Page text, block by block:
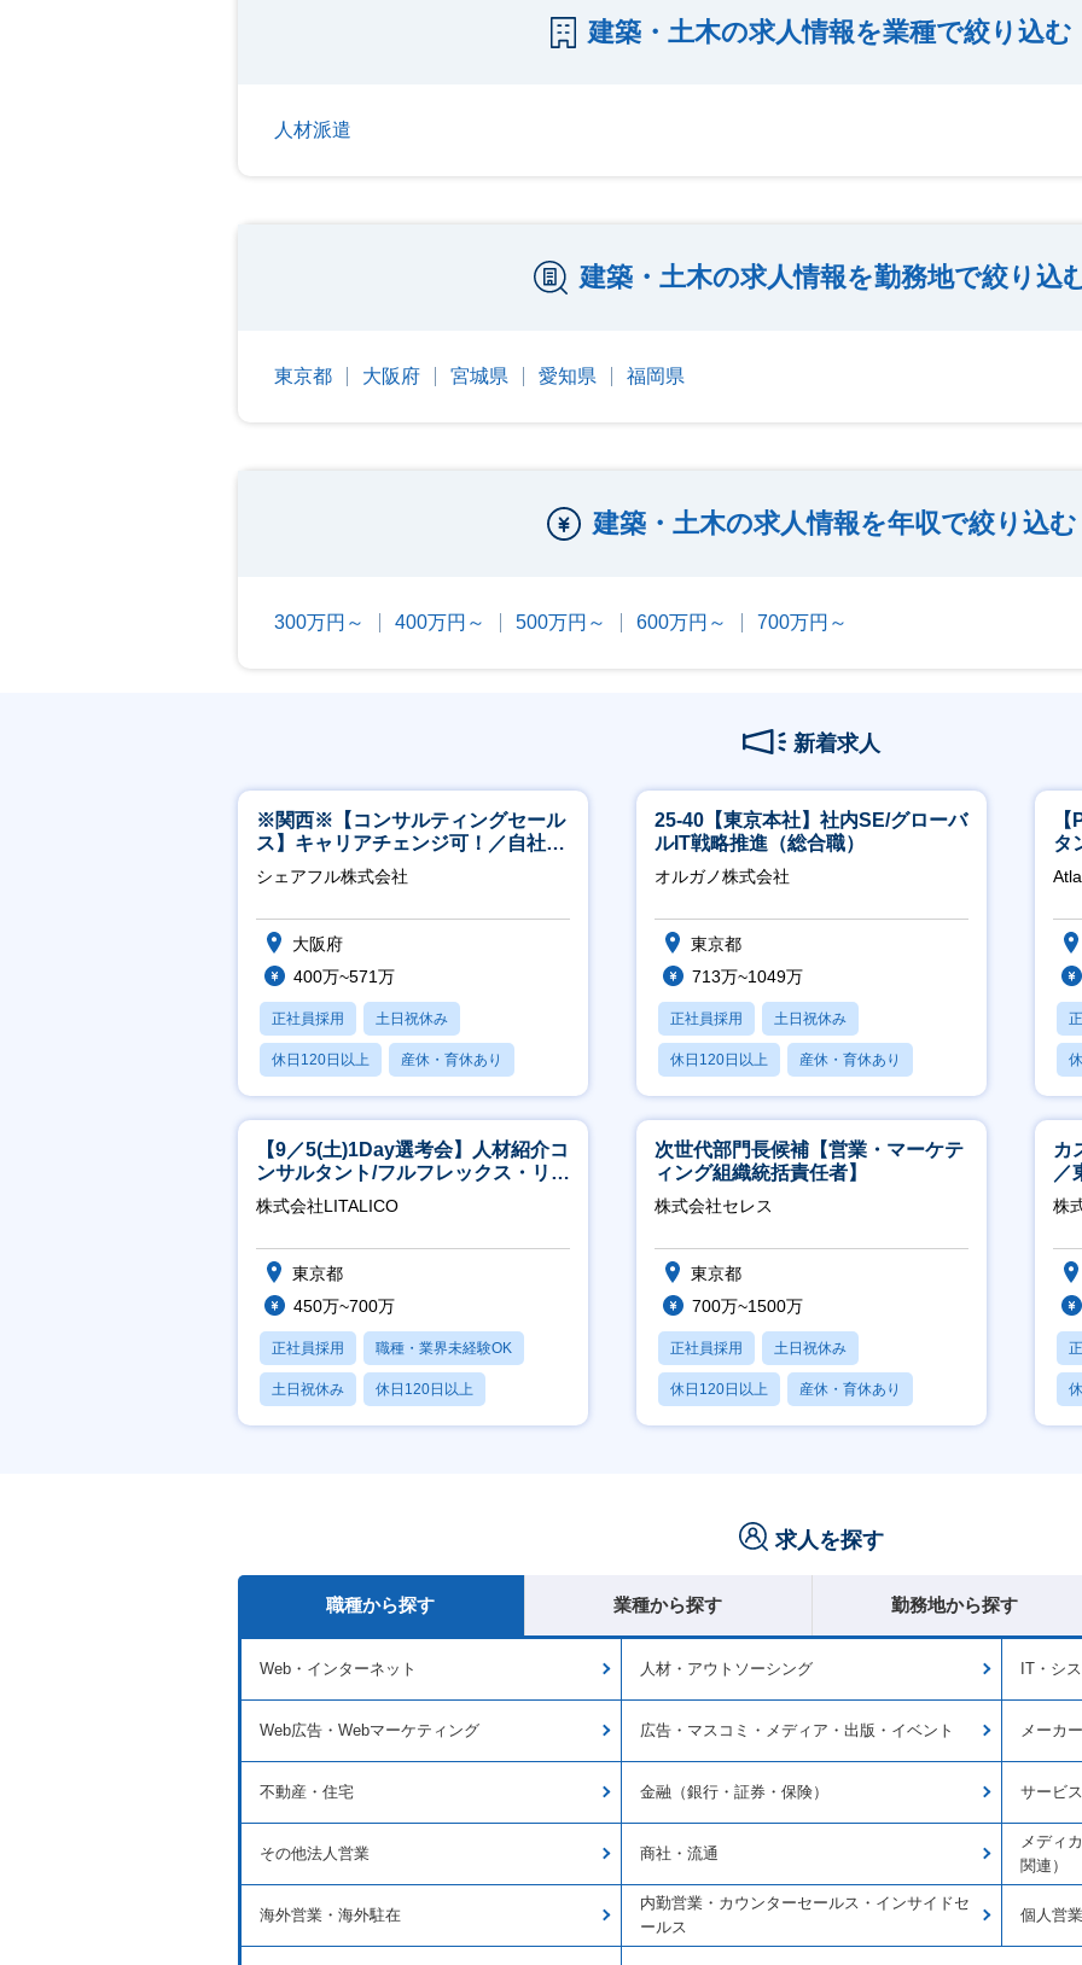
建築・土木の求人情報を業種で絞り込む
人材派遣
建築・土木の求人情報を勤務地で絞り込
東京都 大阪府 宮城県 愛知県 福岡県
建築・土木の求人情報を年収で絞り込む
300万円～ 400万円～ 500万円～ 600万円～ 700万円～
新着求人
※関西※【コンサルティングセール
ス】キャリアチェンジ可！／自社サ
ービス『シェアフル』の営業
シェアフル株式会社
大阪府
400万~571万
正社員採用 土日祝休み
休日120日以上 産休・育休あり
賞与あり
25-40【東京本社】社内SE/グローバ
ルIT戦略推進（総合職）
オルガノ株式会社
東京都
713万~1049万
正社員採用 土日祝休み
休日120日以上 産休・育休あり
月残業20時間以内
タ
領
【9／5(土)1Day選考会】人材紹介コ
ンサルタント/フルフレックス・リモ
ート/育休最長6年取得可
株式会社LITALICO
東京都
450万~700万
正社員採用 職種・業界未経験OK
土日祝休み 休日120日以上
産休・育休あり
次世代部門長候補【営業・マーケテ
ィング組織統括責任者】
株式会社セレス
東京都
700万~1500万
正社員採用 土日祝休み
休日120日以上 産休・育休あり
賞与あり
カ
／
株
求人を探す
職種から探す 業種から探す 勤務地から探す
Web・インターネット 人材・アウトソーシング IT・シ
Web広告・Webマーケティング 広告・マスコミ・メディア・出版・イベント メーカー
不動産・住宅 金融（銀行・証券・保険） サービ
その他法人営業 商社・流通
メディ
関連）
海外営業・海外駐在
内勤営業・カウンターセールス・インサイドセ
ールス
個人営